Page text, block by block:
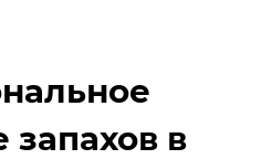
запахов в